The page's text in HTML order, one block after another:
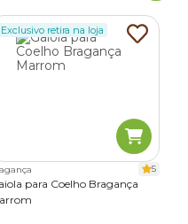
Exclusivo retira na loja
5
para Coelho Bragança